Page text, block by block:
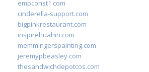
empconst1.com
cinderella-support.com
bigpinkrestaurant.com
inspirehuahin.com
memmingerspainting.com
jeremypbeasley.com
thesandwichdepotcos.com